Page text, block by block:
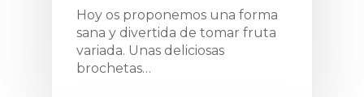
Hoy os proponemos una forma
sana y divertida de tomar fruta
variada. Unas deliciosas
brochetas…